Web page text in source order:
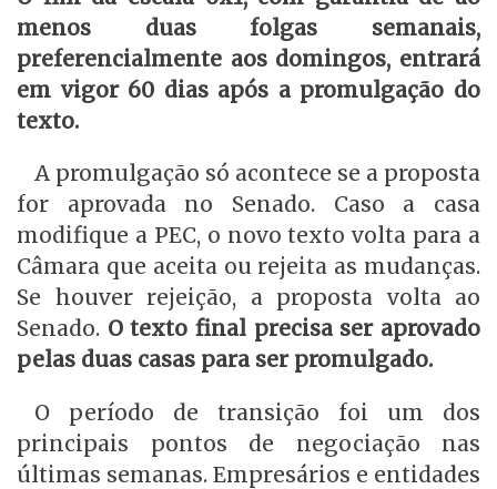
menos duas folgas semanais,
preferencialmente aos domingos, entrará
em vigor 60 dias após a promulgação do
texto.
A promulgação só acontece se a proposta
for aprovada no Senado. Caso a casa
modifique a PEC, o novo texto volta para a
Câmara que aceita ou rejeita as mudanças.
Se houver rejeição, a proposta volta ao
Senado. O texto final precisa ser aprovado
pelas duas casas para ser promulgado.
O período de transição foi um dos
principais pontos de negociação nas
últimas semanas. Empresários e entidades